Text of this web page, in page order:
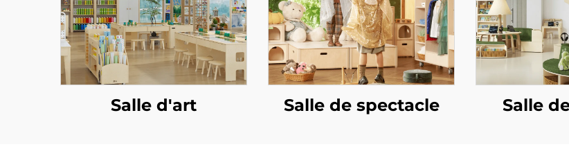
Salle d'art Salle de spectacle Salle